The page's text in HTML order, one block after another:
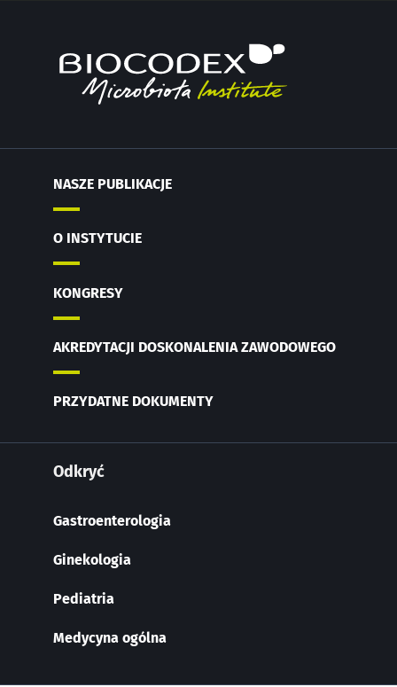
NASZE PUBLIKACJE
O INSTYTUCIE
KONGRESY
AKREDYTACJI DOSKONALENIA ZAWODOWEGO
PRZYDATNE DOKUMENTY
Odkryć
Gastroenterologia
Ginekologia
Pediatria
Medycyna ogólna